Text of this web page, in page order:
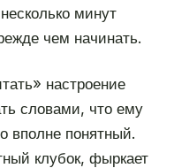
минут
чем начинать.
настроение
словами, что ему
вполне понятный.
клубок, фыркает